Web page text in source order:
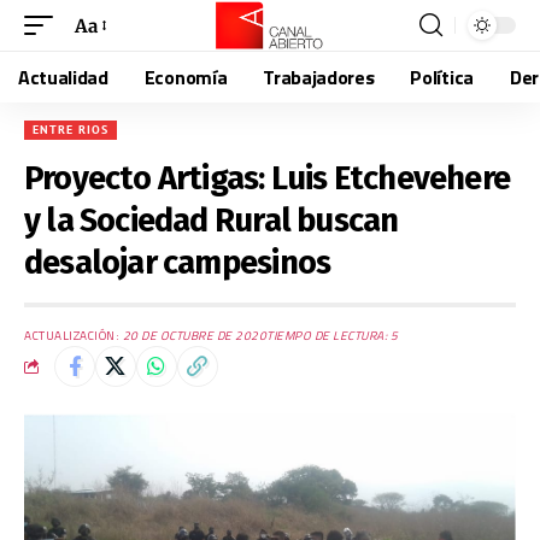
Aa
Actualidad Economía Trabajadores Política
ENTRE RIOS
Proyecto Artigas: Luis Etchevehere
y la Sociedad Rural buscan
desalojar campesinos
ACTUALIZACIÓN: 20 DE OCTUBRE DE 2020TIEMPO DE LECTURA: 5